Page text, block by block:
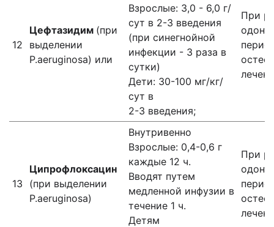
12
Цефтазидим (при
выделении
P.aeruginosa) или
Взрослые: 3,0 - 6,0 г/
сут в 2-3 введения
(при синегнойной
инфекции - 3 раза в
сутки)
Дети: 30-100 мг/кг/
сут в
2-3 введения;
При
13
Ципрофлоксацин
(при выделении
P.aeruginosa)
Внутривенно
Взрослые: 0,4-0,6 г
каждые 12 ч.
Вводят путем
медленной инфузии в
течение 1 ч.
Детям
При